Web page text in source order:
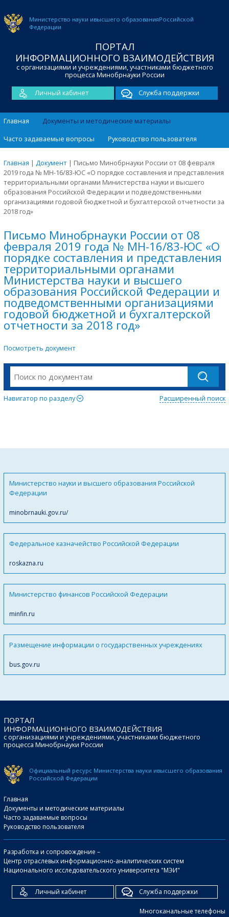
Министерство науки ивысшего образованияРоссийской
Федерации
ПОРТАЛ
ИНФОРМАЦИОННОГО ВЗАИМОДЕЙСТВИЯ
с организациями и учреждениями, участниками бюджетного
процесса Минобрнауки России
Личный кабинет
Служба поддержки
Главная
Документы и методические материалы
Часто задаваемые вопросы
Руководство пользователя
Главная | Документ | Письмо Минобрнауки России от 08 февраля
2019 года № МН-16/83-ЮС «О порядке составления и представления
территориальными органами Министерства науки и высшего
образования Российской Федерации и подведомственными
организациями годовой бюджетной и бухгалтерской отчетности за
2018 год»
Письмо Минобрнауки России от 08
февраля 2019 года № МН-16/83-ЮС «О
порядке составления и представления
территориальными органами
Министерства науки и высшего
образования Российской Федерации и
подведомственными организациями
годовой бюджетной и бухгалтерской
отчетности за 2018 год»
Посмотреть документ
Навигатор по разделу Расширенный поиск
Министерство науки и высшего образования Российской
Федерации
minobrnauki.gov.ru/
Федеральное казначейство Российской Федерации
roskazna.ru
Министерство финансов Российской Федерации
minfin.ru
Размещение информации о государственных учреждениях
bus.gov.ru
ПОРТАЛ
ИНФОРМАЦИОННОГО ВЗАИМОДЕЙСТВИЯ
с организациями и учреждениями, участниками бюджетного
процесса Минобрнауки России
Официальный ресурс Министерства науки ивысшего образования
Российской Федерации
Главная
Документы и методические материалы
Часто задаваемые вопросы
Руководство пользователя
Разработка и сопровождение –
Центр отраслевых информационно-аналитических систем
Национального исследовательского университета "МЭИ"
Личный кабинет Служба поддержки
Многоканальные телефоны